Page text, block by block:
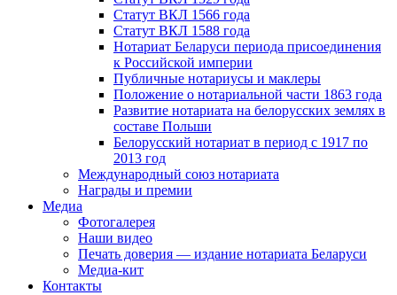
Статут ВКЛ 1566 года
Статут ВКЛ 1588 года
Нотариат Беларуси периода присоединения
к Российской империи
Публичные нотариусы и маклеры
Положение о нотариальной части 1863 года
Развитие нотариата на белорусских землях в
составе Польши
Белорусский нотариат в период с 1917 по
2013 год
Международный союз нотариата
Награды и премии
Медиа
Фотогалерея
Наши видео
Печать доверия — издание нотариата Беларуси
Медиа-кит
Контакты